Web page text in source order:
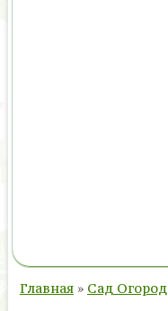
Главная » Сад Огород